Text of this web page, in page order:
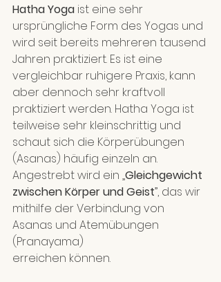
Hatha Yoga ist eine sehr
ursprüngliche Form des Yogas und
wird seit bereits mehreren tausend
Jahren praktiziert. Es ist eine
vergleichbar ruhigere Praxis, kann
aber dennoch sehr kraftvoll
praktiziert werden. Hatha Yoga ist
teilweise sehr kleinschrittig und
schaut sich die Körperübungen
(Asanas) häufig einzeln an.
Angestrebt wird ein „Gleichgewicht
zwischen Körper und Geist”, das wir
mithilfe der Verbindung von
Asanas und Atemübungen
(Pranayama)
erreichen können.